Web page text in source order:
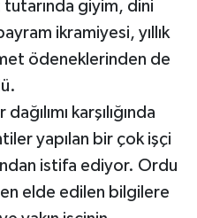
giyim, dini
ikramiyesi, yıllık
ödeneklerinden de
karşılığında
yapılan bir çok işçi
istifa ediyor. Ordu
elde edilen bilgilere